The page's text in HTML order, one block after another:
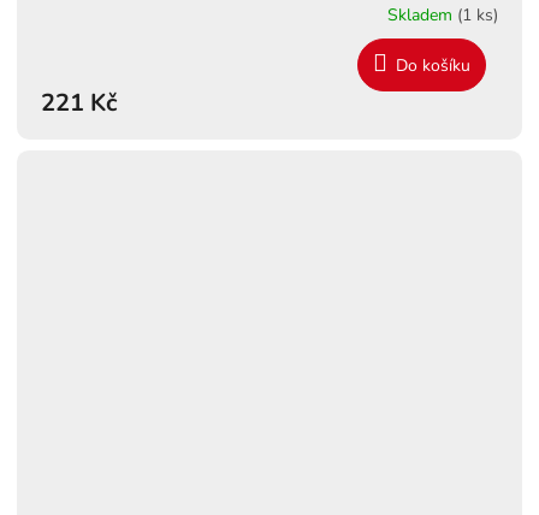
Skladem (1 ks)
221 Kč
Do košíku